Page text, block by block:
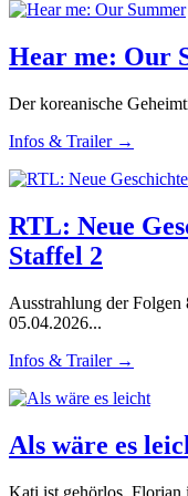
Hear me: Our
Der koreanische
Infos & Trailer →
RTL: Neue
Staffel 2
Ausstrahlung der Folgen
05.04.2026...
Infos & Trailer →
Als wäre es
Kati ist gehörlos, Florian